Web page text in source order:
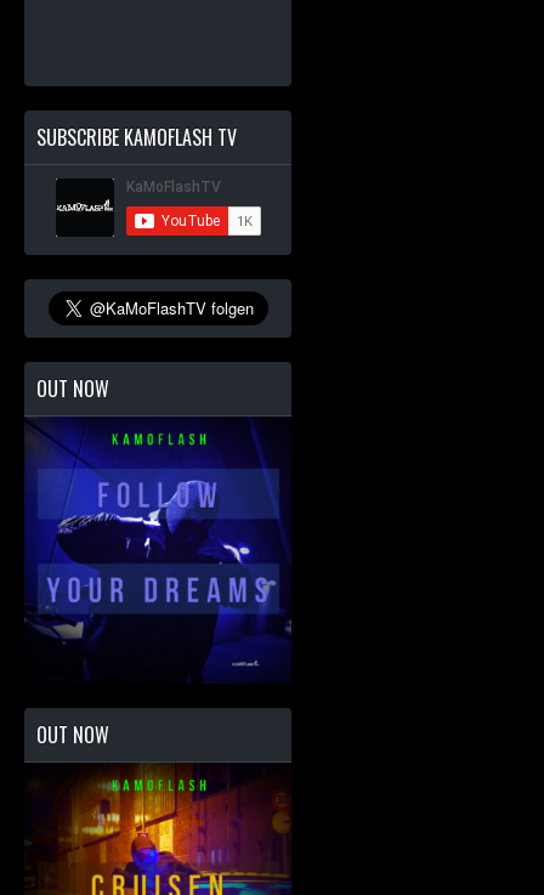
SUBSCRIBE KAMOFLASH TV
OUT NOW
OUT NOW